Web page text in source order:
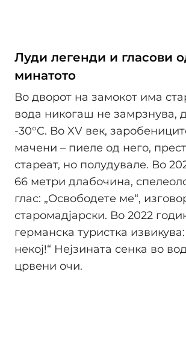
Луди легенди и гласови
минатото
Во дворот на замокот има
вода никогаш не замрзнува,
-30°C. Во XV век,
мачени – пиеле од него,
стареат, но полудувале. Во
66 метри длабочина,
глас: „Освободете ме“,
старомадјарски. Во 2022
германска туристка
некој!“ Нејзината сенка во
црвени очи.